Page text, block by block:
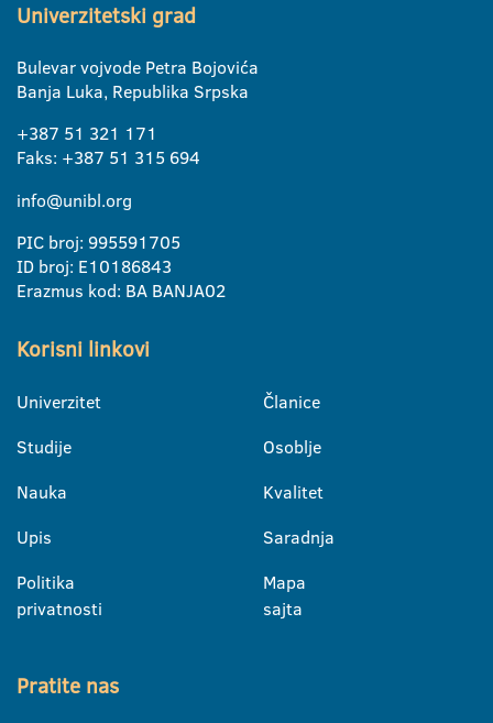
Univerzitetski grad
Bulevar vojvode Petra Bojovića
Banja Luka, Republika Srpska
+387 51 321 171
Faks: +387 51 315 694
info@unibl.org
PIC broj: 995591705
ID broj: E10186843
Erazmus kod: BA BANJA02
Korisni linkovi
Univerzitet
Studije
Nauka
Upis
Politika
privatnosti
Članice
Osoblje
Kvalitet
Saradnja
Mapa
sajta
Pratite nas